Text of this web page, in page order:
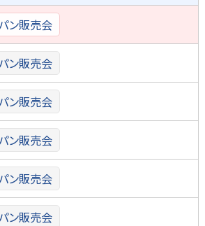
ン販売会
ン販売会
ン販売会
ン販売会
ン販売会
ン販売会